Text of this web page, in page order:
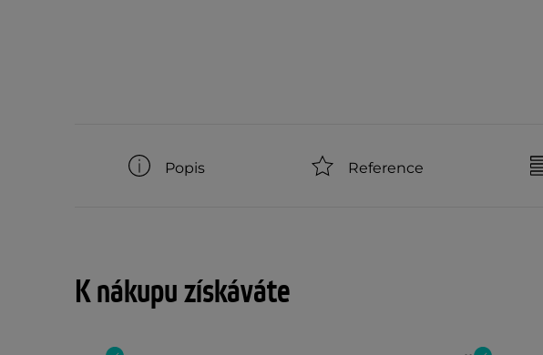
Popis Reference
K nákupu získáváte